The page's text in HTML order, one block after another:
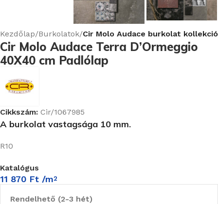
Kezdőlap Burkolatok Cir Molo Audace burkolat kollekció
Cir Molo Audace Terra D’Ormeggio
40X40 cm Padlólap
Cikkszám: Cir/1067985
A burkolat vastagsága 10 mm.
R10
Katalógus
11 870 Ft /m2
Rendelhető (2-3 hét)